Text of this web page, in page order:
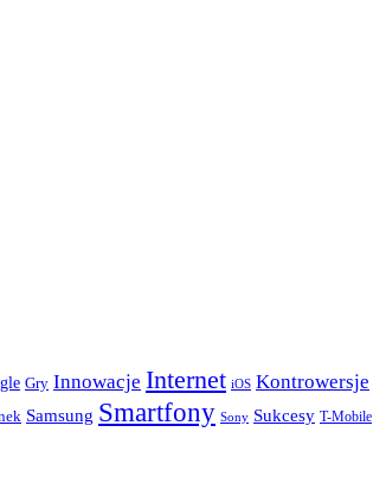
Gry Innowacje Internet iOS Kontrowersje
Samsung Smartfony Sony Sukcesy T-Mobile